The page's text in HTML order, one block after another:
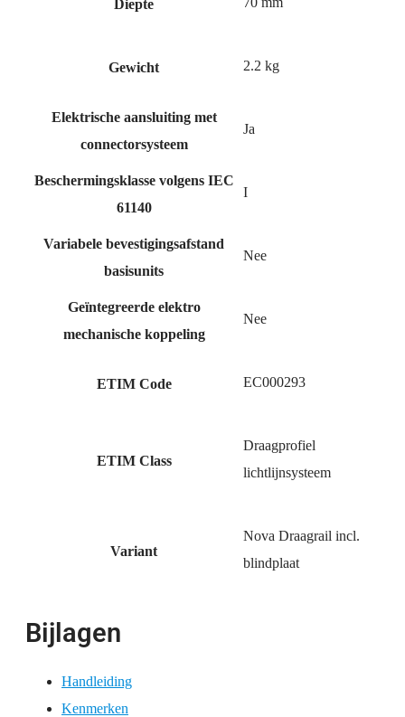
Diepte
Gewicht 2.2 kg
Elektrische aansluiting met
connectorsysteem
Ja
Beschermingsklasse volgens IEC
61140
I
Variabele bevestigingsafstand
basisunits
Nee
Geïntegreerde elektro
mechanische koppeling
Nee
ETIM Code EC000293
ETIM Class
Draagprofiel
lichtlijnsysteem
Variant
Nova Draagrail incl.
blindplaat
Bijlagen
Handleiding
Kenmerken